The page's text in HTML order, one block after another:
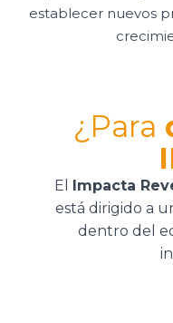
establecer nuevos
¿Para
El Impacta
está dirigido a
dentro del